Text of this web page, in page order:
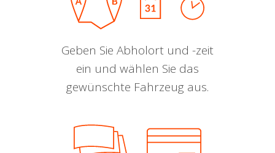
Geben Sie Abholort und -zeit
ein und wählen Sie das
gewünschte Fahrzeug aus.